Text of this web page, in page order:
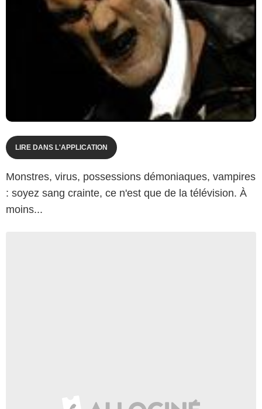
LIRE DANS L'APPLICATION
Monstres, virus, possessions démoniaques, vampires
: soyez sang crainte, ce n'est que de la télévision. À
moins...